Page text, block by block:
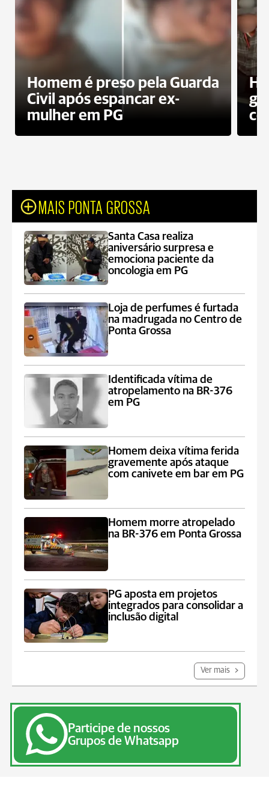
Homem é preso pela Guarda
Civil após espancar ex-
mulher em PG
MAIS PONTA GROSSA
Santa Casa realiza
aniversário surpresa e
emociona paciente da
oncologia em PG
Loja de perfumes é furtada
na madrugada no Centro de
Ponta Grossa
Identificada vítima de
atropelamento na BR-376
em PG
Homem deixa vítima ferida
gravemente após ataque
com canivete em bar em PG
Homem morre atropelado
na BR-376 em Ponta Grossa
PG aposta em projetos
integrados para consolidar a
inclusão digital
Ver mais
Participe de nossos
Grupos de Whatsapp